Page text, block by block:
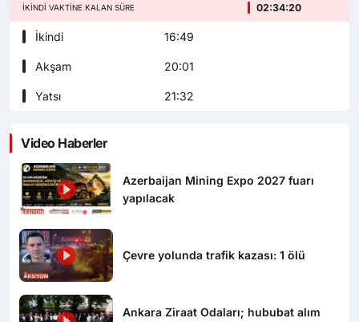
İKINDI VAKTINE KALAN SÜRE 02:34:19
İkindi 16:49
Akşam 20:01
Yatsı 21:32
Video Haberler
Azerbaijan Mining Expo 2027 fuarı
yapılacak
Çevre yolunda trafik kazası: 1 ölü
Ankara Ziraat Odaları; hububat alım